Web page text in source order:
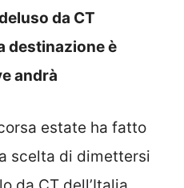
da CT
destinazione è
andrà
estate ha fatto
scelta di dimettersi